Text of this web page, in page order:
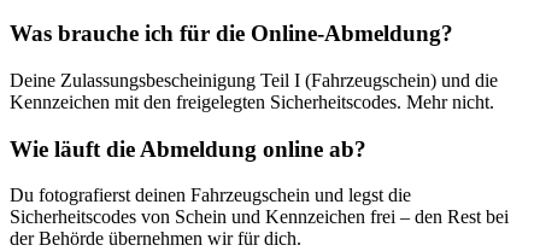
Was brauche ich für die Online-Abmeldung?
Deine Zulassungsbescheinigung Teil I (Fahrzeugschein) und die
Kennzeichen mit den freigelegten Sicherheitscodes. Mehr nicht.
Wie läuft die Abmeldung online ab?
Du fotografierst deinen Fahrzeugschein und legst die
Sicherheitscodes von Schein und Kennzeichen frei – den Rest bei
der Behörde übernehmen wir für dich.